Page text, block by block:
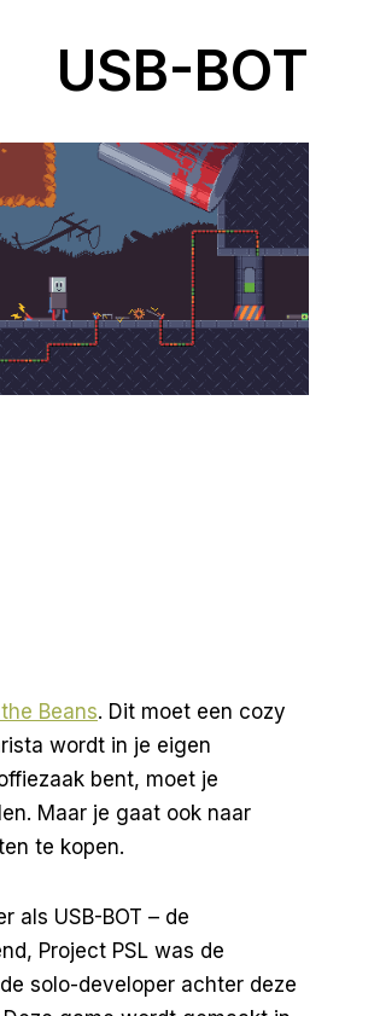
USB-BOT
Beans. Dit moet een cozy
wordt in je eigen
bent, moet je
Maar je gaat ook naar
te kopen.
als USB-BOT – de
Project PSL was de
solo-developer achter deze